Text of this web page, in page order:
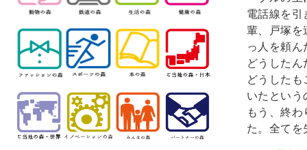
電話線を引
輩、戸塚を
っ人を頼
どうした
どうした
いたという
もう、終
た。全てを